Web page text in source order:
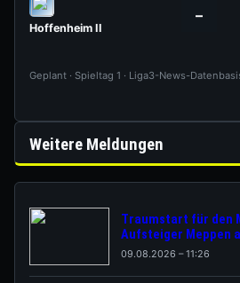
Hoffenheim II
–
Geplant · Spieltag 1 · Liga3-News-
Weitere Meldungen
Traumstart für den
Aufsteiger Meppen
09.08.2026 – 11:26